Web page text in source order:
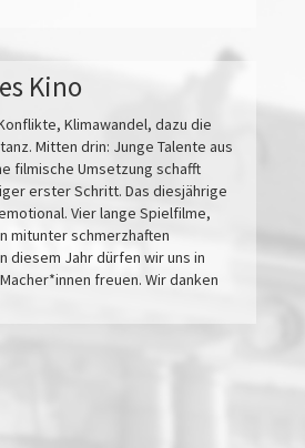
Kino
Klimawandel, dazu die
Mitten drin: Junge Talente aus
filmische Umsetzung schafft
erster Schritt. Das diesjährige
Vier lange Spielfilme,
mitunter schmerzhaften
diesem Jahr dürfen wir uns in
freuen. Wir danken